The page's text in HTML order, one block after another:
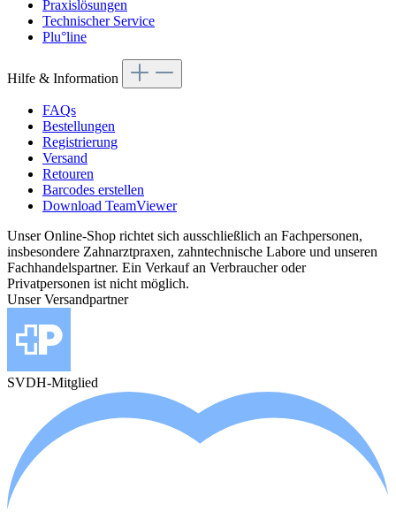
Praxislösungen
Technischer Service
Plu°line
Hilfe & Information
FAQs
Bestellungen
Registrierung
Versand
Retouren
Barcodes erstellen
Download TeamViewer
Unser Online-Shop richtet sich ausschließlich an Fachpersonen,
insbesondere Zahnarztpraxen, zahntechnische Labore und unseren
Fachhandelspartner. Ein Verkauf an Verbraucher oder
Privatpersonen ist nicht möglich.
Unser Versandpartner
SVDH-Mitglied